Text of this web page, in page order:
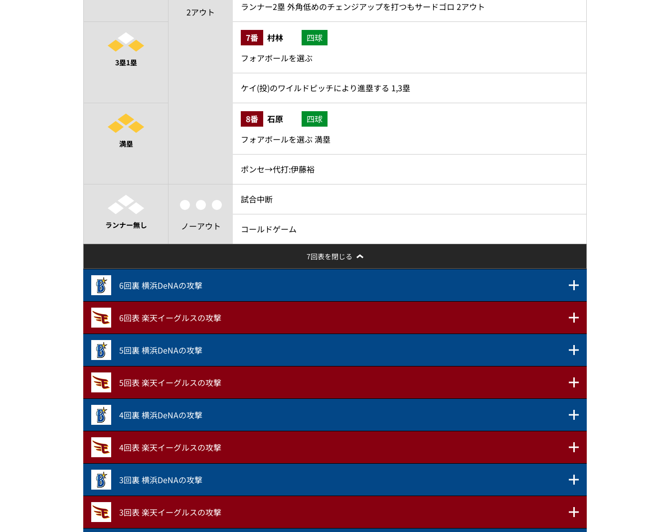
2アウト
ランナー2塁 外角低めのチェンジアップを打つもサードゴロ 2アウト
3塁1塁
7番 村林
四球
フォアボールを選ぶ
ケイ(投)のワイルドピッチにより進塁する 1,3塁
満塁
8番 石原
四球
フォアボールを選ぶ 満塁
ポンセ→代打:伊藤裕
ランナー無し ノーアウト
試合中断
コールドゲーム
7回表を閉じる
6回裏 横浜DeNAの攻撃
6回表 楽天イーグルスの攻撃
5回裏 横浜DeNAの攻撃
5回表 楽天イーグルスの攻撃
4回裏 横浜DeNAの攻撃
4回表 楽天イーグルスの攻撃
3回裏 横浜DeNAの攻撃
3回表 楽天イーグルスの攻撃